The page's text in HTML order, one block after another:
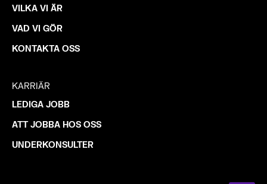
VILKA VI ÄR
VAD VI GÖR
KONTAKTA OSS
KARRIÄR
LEDIGA JOBB
ATT JOBBA HOS OSS
UNDERKONSULTER